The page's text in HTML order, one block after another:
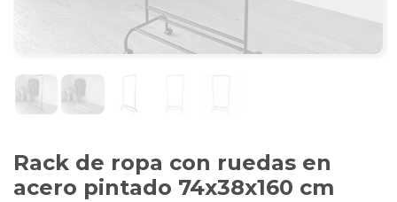
Rack de ropa con ruedas en
acero pintado 74x38x160 cm